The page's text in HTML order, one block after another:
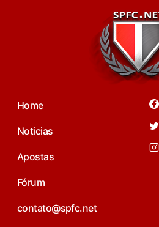
Home
Noticias
Apostas
Fórum
contato@spfc.net